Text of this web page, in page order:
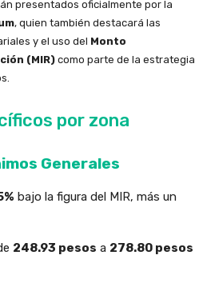
presentados oficialmente por la
, quien también destacará las
y el uso del Monto
(MIR) como parte de la estrategia
por zona
Generales
bajo la figura del MIR, más un
248.93 pesos a 278.80 pesos